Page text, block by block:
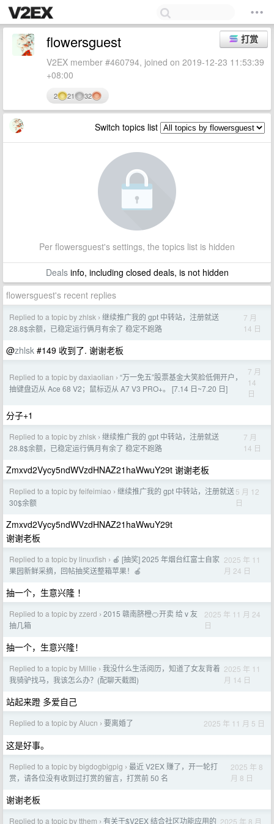
打赏
flowersguest
V2EX member #460794, joined on 2019-12-23 11:53:39
+08:00
2 21 32
Switch topics list
Per flowersguest's settings, the topics list is hidden
Dealsinfo, including closed deals, is not hidden
flowersguest's recent replies
Replied to a topic by zhlsk › 继续推广我的 gpt 中转站，注册就送
28.8$余额，已稳定运行俩月有余了 稳定不跑路
7 月
14 日
@zhlsk #149 收到了. 谢谢老板
Replied to a topic by daxiaolian › “万一免五”股票基金大笑脸低佣开户，
抽键盘迈从 Ace 68 V2；鼠标迈从 A7 V3 PRO+。 [7.14 日~7.20 日]
7 月
14
日
分子+1
Replied to a topic by zhlsk › 继续推广我的 gpt 中转站，注册就送
28.8$余额，已稳定运行俩月有余了 稳定不跑路
7 月
14 日
Zmxvd2Vycy5ndWVzdHNAZ21haWwuY29t 谢谢老板
Replied to a topic by feifeimiao › 继续推广我的 gpt 中转站，注册就送
30$余额
5 月 12
日
Zmxvd2Vycy5ndWVzdHNAZ21haWwuY29t
谢谢老板
Replied to a topic by linuxfish › 🍎 [抽奖] 2025 年烟台红富士自家
果园新鲜采摘，回帖抽奖送整箱苹果！🍎
2025 年 11
月 24 日
抽一个，生意兴隆 ！
Replied to a topic by zzerd › 2015 赣南脐橙🍊开卖 给 v 友
抽几箱
2025 年 11 月 24
日
抽一个，生意兴隆！
Replied to a topic by Millie › 我没什么生活阅历，知道了女友背着
我骑驴找马，我该怎么办？(配聊天截图)
2025 年 11
月 14 日
站起来蹬 多爱自己
Replied to a topic by Alucn › 要离婚了 2025 年 11 月 5 日
这是好事。
Replied to a topic by bigdogbigpig › 最近 V2EX 赚了，开一轮打
赏，请各位没有收到过打赏的留言，打赏前 50 名
2025 年 8
月 8 日
谢谢老板
Replied to a topic by tthem › 有关于$V2EX 结合社区功能应用的 2025 年 8 月